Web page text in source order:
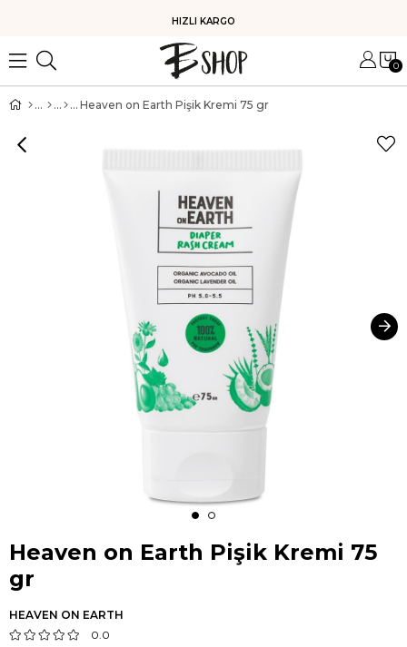
HIZLI KARGO
0
Heaven on Earth Pişik Kremi 75 gr
Heaven on Earth Pişik Kremi 75
gr
HEAVEN ON EARTH
0.0